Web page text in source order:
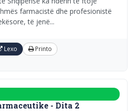
farmacistë dhe profesionistë
të jenë...
Lexo Printo
- Dita 2